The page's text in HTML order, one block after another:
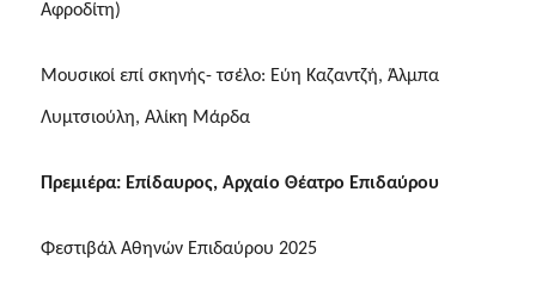
Αφροδίτη)
Μουσικοί επί σκηνής- τσέλο: Εύη Καζαντζή, Άλμπα
Λυμτσιούλη, Αλίκη Μάρδα
Πρεμιέρα: Επίδαυρος, Αρχαίο Θέατρο Επιδαύρου
Φεστιβάλ Αθηνών Επιδαύρου 2025